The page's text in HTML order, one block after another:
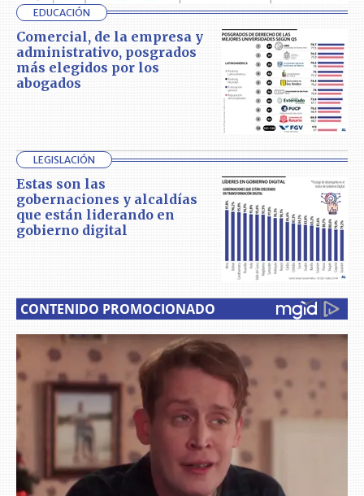
EDUCACIÓN
Comercial, de la empresa y
administrativo, posgrados
más elegidos por los
abogados
LEGISLACIÓN
Estas son las
gobernaciones y alcaldías
que están liderando en
gobierno digital